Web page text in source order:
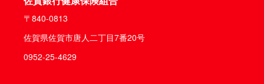
〒840-0813
佐賀県佐賀市唐人二丁目7番20号
0952-25-4629